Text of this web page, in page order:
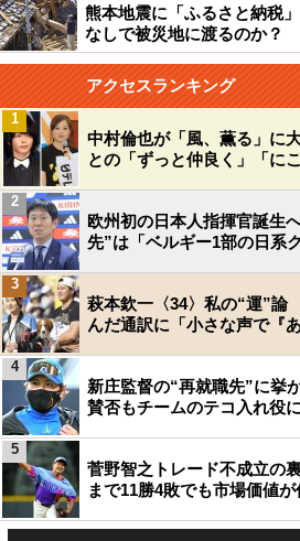
熊本地震に「ふるさと納税
なしで被災地に渡るのか？
アクセスランキング
中村倫也が「風、薫る」に
との「ずっと仲良く」「に
1
欧州初の日本人指揮官誕生
先”は「ベルギー1部の日系
2
萩本欽一〈34〉私の“運”
んだ通訳に「小さな声で『
3
新庄監督の“再就職先”に挙
賛否もチームのテコ入れ役
4
菅野智之トレード不成立の
まで11勝4敗でも市場価値
5